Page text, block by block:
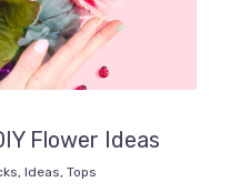
Flower Ideas
, Ideas, Tops